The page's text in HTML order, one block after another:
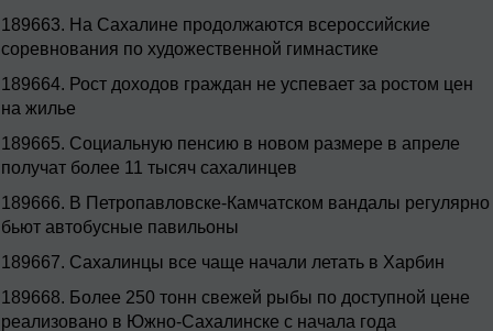
189663. На Сахалине продолжаются всероссийские
соревнования по художественной гимнастике
189664. Рост доходов граждан не успевает за ростом цен
на жилье
189665. Социальную пенсию в новом размере в апреле
получат более 11 тысяч сахалинцев
189666. В Петропавловске-Камчатском вандалы регулярно
бьют автобусные павильоны
189667. Сахалинцы все чаще начали летать в Харбин
189668. Более 250 тонн свежей рыбы по доступной цене
реализовано в Южно-Сахалинске с начала года